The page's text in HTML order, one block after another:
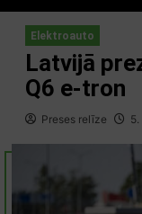
Elektroauto
Latvijā
Q6 e-tron
Preses relīze